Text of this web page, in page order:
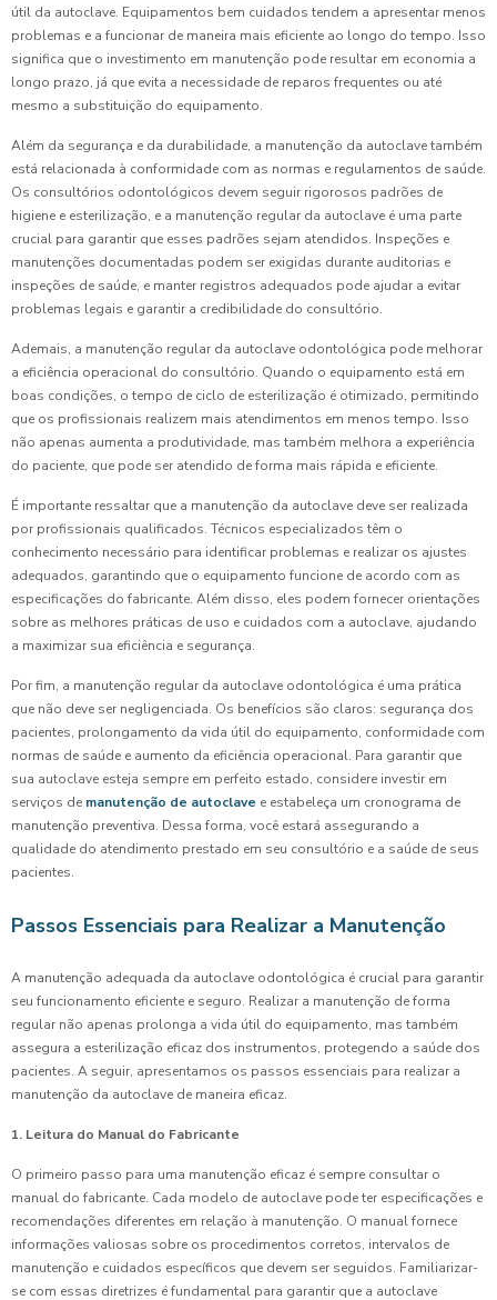
útil da autoclave. Equipamentos bem cuidados tendem a apresentar menos
problemas e a funcionar de maneira mais eficiente ao longo do tempo. Isso
significa que o investimento em manutenção pode resultar em economia a
longo prazo, já que evita a necessidade de reparos frequentes ou até
mesmo a substituição do equipamento.
Além da segurança e da durabilidade, a manutenção da autoclave também
está relacionada à conformidade com as normas e regulamentos de saúde.
Os consultórios odontológicos devem seguir rigorosos padrões de
higiene e esterilização, e a manutenção regular da autoclave é uma parte
crucial para garantir que esses padrões sejam atendidos. Inspeções e
manutenções documentadas podem ser exigidas durante auditorias e
inspeções de saúde, e manter registros adequados pode ajudar a evitar
problemas legais e garantir a credibilidade do consultório.
Ademais, a manutenção regular da autoclave odontológica pode melhorar
a eficiência operacional do consultório. Quando o equipamento está em
boas condições, o tempo de ciclo de esterilização é otimizado, permitindo
que os profissionais realizem mais atendimentos em menos tempo. Isso
não apenas aumenta a produtividade, mas também melhora a experiência
do paciente, que pode ser atendido de forma mais rápida e eficiente.
É importante ressaltar que a manutenção da autoclave deve ser realizada
por profissionais qualificados. Técnicos especializados têm o
conhecimento necessário para identificar problemas e realizar os ajustes
adequados, garantindo que o equipamento funcione de acordo com as
especificações do fabricante. Além disso, eles podem fornecer orientações
sobre as melhores práticas de uso e cuidados com a autoclave, ajudando
a maximizar sua eficiência e segurança.
Por fim, a manutenção regular da autoclave odontológica é uma prática
que não deve ser negligenciada. Os benefícios são claros: segurança dos
pacientes, prolongamento da vida útil do equipamento, conformidade com
normas de saúde e aumento da eficiência operacional. Para garantir que
sua autoclave esteja sempre em perfeito estado, considere investir em
serviços de manutenção de autoclave e estabeleça um cronograma de
manutenção preventiva. Dessa forma, você estará assegurando a
qualidade do atendimento prestado em seu consultório e a saúde de seus
pacientes.
Passos Essenciais para Realizar a Manutenção
A manutenção adequada da autoclave odontológica é crucial para garantir
seu funcionamento eficiente e seguro. Realizar a manutenção de forma
regular não apenas prolonga a vida útil do equipamento, mas também
assegura a esterilização eficaz dos instrumentos, protegendo a saúde dos
pacientes. A seguir, apresentamos os passos essenciais para realizar a
manutenção da autoclave de maneira eficaz.
1. Leitura do Manual do Fabricante
O primeiro passo para uma manutenção eficaz é sempre consultar o
manual do fabricante. Cada modelo de autoclave pode ter especificações e
recomendações diferentes em relação à manutenção. O manual fornece
informações valiosas sobre os procedimentos corretos, intervalos de
manutenção e cuidados específicos que devem ser seguidos. Familiarizar-
se com essas diretrizes é fundamental para garantir que a autoclave